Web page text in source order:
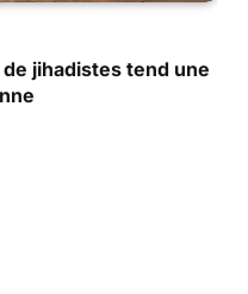
jihadistes tend une